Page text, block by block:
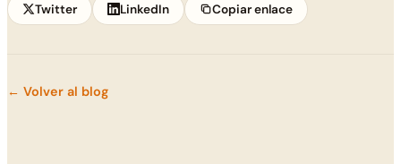
Twitter LinkedIn Copiar enlace
← Volver al blog